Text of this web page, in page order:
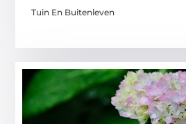
Tuin En Buitenleven